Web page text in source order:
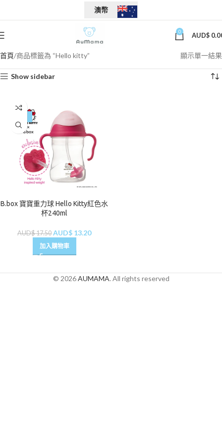
澳幣
0 AUD$
首頁 商品標籤為 “Hello kitty” 顯示單一結果
Show sidebar
B.box 寶寶重力球 Hello Kitty紅色水
杯240ml
AUD$17.50 AUD$ 13.20
加入購物車
© 2026AUMAMA. All rights reserved